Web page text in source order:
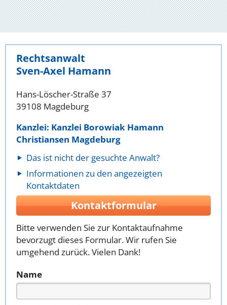
Rechtsanwalt
Sven-Axel Hamann
Hans-Löscher-Straße 37
39108 Magdeburg
Kanzlei: Kanzlei Borowiak Hamann
Christiansen Magdeburg
Das ist nicht der gesuchte Anwalt?
Informationen zu den angezeigten
Kontaktdaten
Kontaktformular
Bitte verwenden Sie zur Kontaktaufnahme
bevorzugt dieses Formular. Wir rufen Sie
umgehend zurück. Vielen Dank!
Name